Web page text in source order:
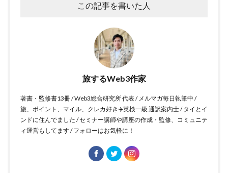
この記事を書いた人
旅するWeb3作家
著書・監修書13冊 / Web3総合研究所 代表 / メルマガ毎日執筆中 /
旅、ポイント、マイル、クレカ好き✈️英検一級 通訳案内士 / タイとイ
ンドに住んでました / セミナー講師や講座の作成・監修、コミュニテ
ィ運営もしてます / フォローはお気軽に！